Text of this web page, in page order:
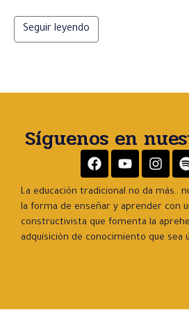
Seguir leyendo
Síguenos en
La educación tradicional no da más..
la forma de enseñar y aprender con
constructivista que fomenta la
adquisición de conocimiento que sea